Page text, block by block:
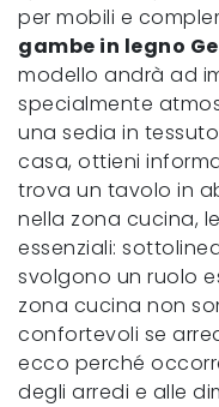
per mobili e
gambe in legno
modello andrà ad
specialmente
una sedia in
casa, ottieni
trova un tavolo in
nella zona cucina,
essenziali:
svolgono un ruolo
zona cucina non
confortevoli se
ecco perché
degli arredi e alle